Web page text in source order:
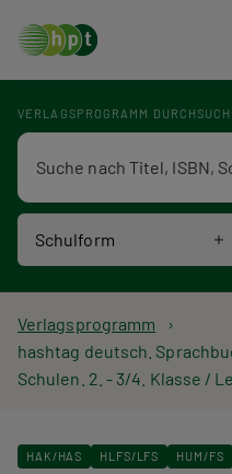
VERLAGSPROGRAMM
Schulform
Verlagsprogramm
P
f
d
Verlagsprogramm
hashtag deutsch.
Schulen. 2. - 3/4. Klasse /
HAK/HAS HLFS/LFS HUM/FS